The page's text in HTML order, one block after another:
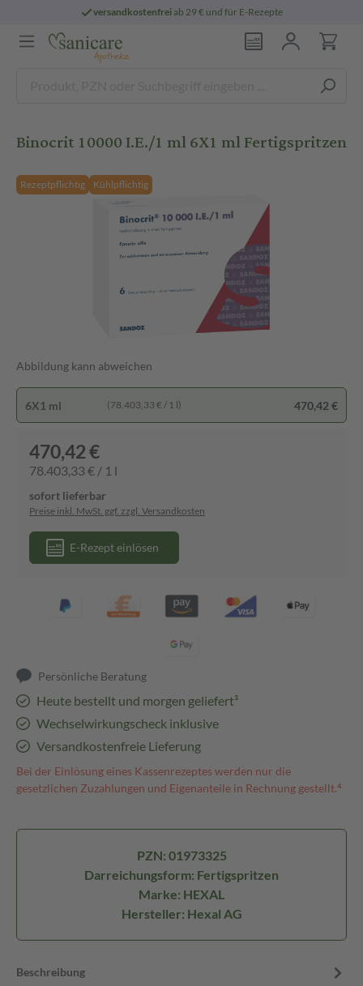
versandkostenfreiab 29 € und für E-Rezepte
Binocrit 10000 I.E./1 ml 6X1 ml Fertigspritzen
Rezeptpflichtig Kühlpflichtig
Abbildung kann abweichen
6X1 ml (78.403,33 € / 1 l) 470,42 €
470,42 €
78.403,33 € / 1 l
sofort lieferbar
Preise inkl. MwSt. ggf. zzgl. Versandkosten
E-Rezept einlösen
Persönliche Beratung
Heute bestellt und morgen geliefert³
Wechselwirkungscheck inklusive
Versandkostenfreie Lieferung
Bei der Einlösung eines Kassenrezeptes werden nur die
gesetzlichen Zuzahlungen und Eigenanteile in Rechnung gestellt.⁴
PZN: 01973325
Darreichungsform: Fertigspritzen
Marke: HEXAL
Hersteller: Hexal AG
Beschreibung